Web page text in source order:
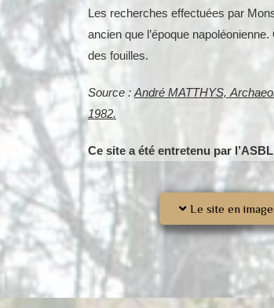
Les recherches effectuées par
ancien que l’époque
des fouilles.
Source : André MATTHYS,
1982.
Ce site a été entretenu par
Le site en